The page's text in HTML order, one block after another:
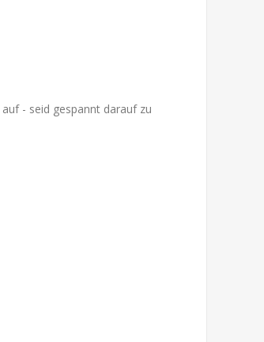
- seid gespannt darauf zu